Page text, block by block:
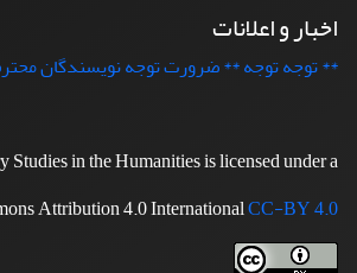
اخبار و اعلانات
** توجه توجه ** ضرورت توجه نویسندگان
in the Humanities is licensed under a
Attribution 4.0 InternationalCC-BY 4.0